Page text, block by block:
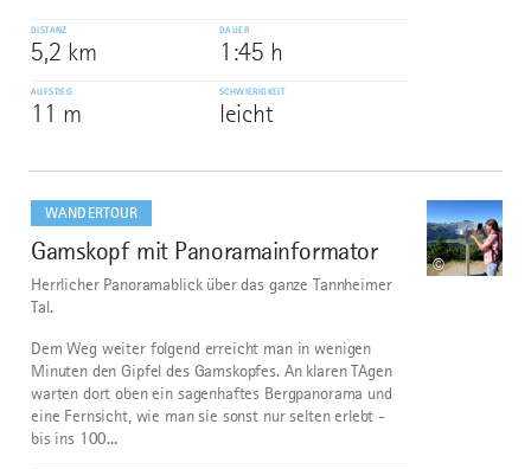
DISTANZ
5,2 km
DAUER
1:45 h
AUFSTIEG
11 m
SCHWIERIGKEIT
leicht
WANDERTOUR
2
Gamskopf mit Panoramainformator
©
Herrlicher Panoramablick über das ganze Tannheimer
Tal.
Dem Weg weiter folgend erreicht man in wenigen
Minuten den Gipfel des Gamskopfes. An klaren TAgen
warten dort oben ein sagenhaftes Bergpanorama und
eine Fernsicht, wie man sie sonst nur selten erlebt -
bis ins 100...
dazu